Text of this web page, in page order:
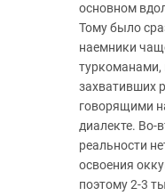
основном
Тому было
наемники
туркоманами,
захвативших
говорящими
диалекте. Во-
реальности
освоения
поэтому 2-3